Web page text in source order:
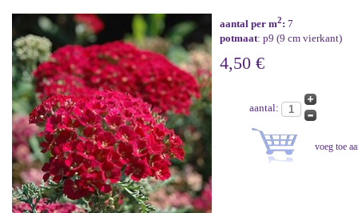
aantal per m2: 7
potmaat: p9 (9 cm vierkant)
4,50 €
aantal: